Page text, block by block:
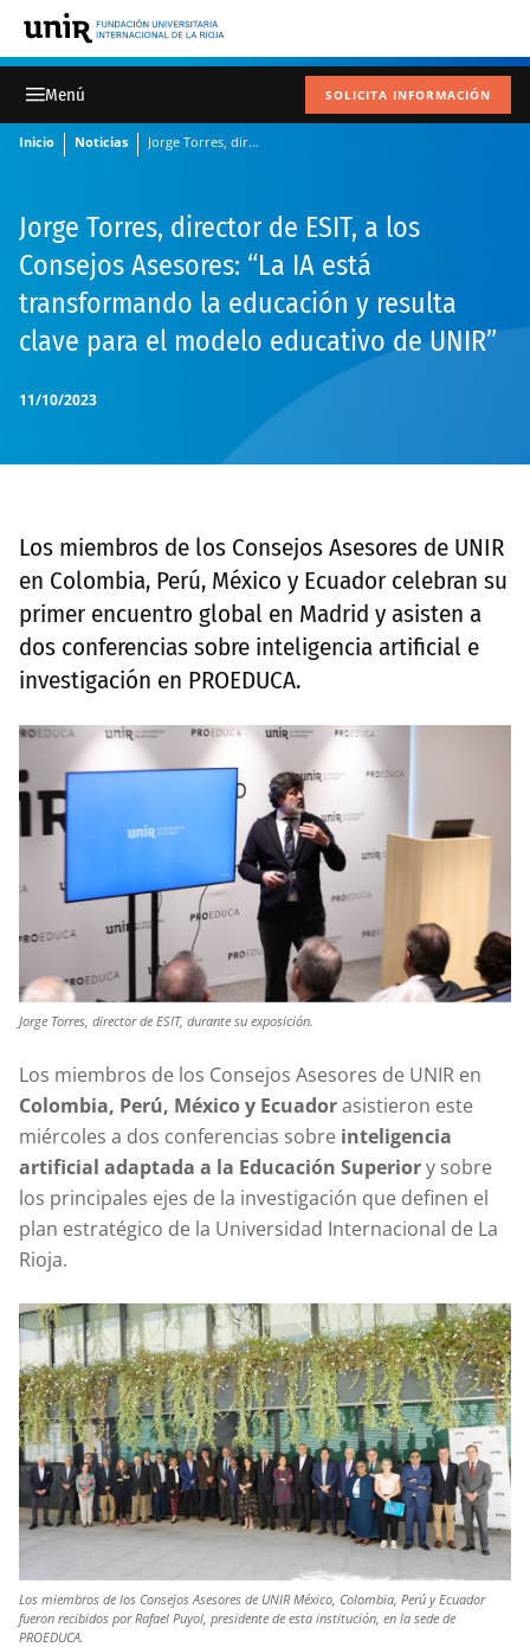
SOLICITA INFORMACIÓN
Inicio Noticias Jorge Torres, director de ESIT, a los Consejos Asesores: “La IA está transformando la educación y resulta clave para el modelo educativo de UNIR”
11/10/2023
Jorge Torres, director de ESIT, a los
Consejos Asesores: “La IA está
transformando la educación y resulta
clave para el modelo educativo de UNIR”
Los miembros de los Consejos Asesores de UNIR
en Colombia, Perú, México y Ecuador celebran su
primer encuentro global en Madrid y asisten a
dos conferencias sobre inteligencia artificial e
investigación en PROEDUCA.
Jorge Torres, director de ESIT, durante su exposición.
Los miembros de los Consejos Asesores de UNIR en
Colombia, Perú, México y Ecuadorasistieron este
miércoles a dos conferencias sobre inteligencia
artificial adaptada a la Educación Superiory sobre
los principales ejes de la investigación que definen el
plan estratégico de la Universidad Internacional de La
Rioja.
Los miembros de los Consejos Asesores de UNIR México, Colombia, Perú y Ecuador
fueron recibidos por Rafael Puyol, presidente de esta institución, en la sede de
PROEDUCA.